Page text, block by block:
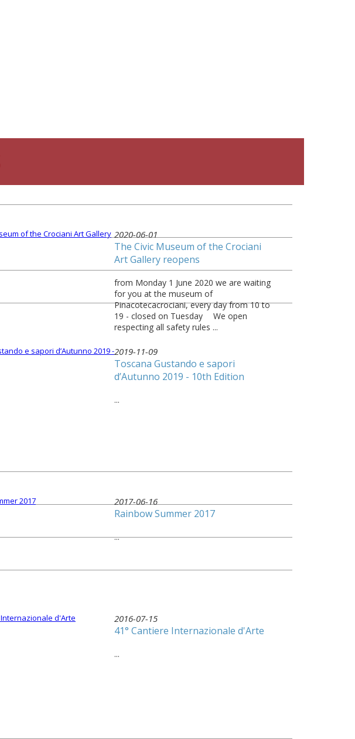
2020-06-01
The Civic Museum of the Crociani
Art Gallery reopens
from Monday 1 June 2020 we are waiting
for you at the museum of
Pinacotecacrociani, every day from 10 to
19 - closed on Tuesday ⠀ We open
respecting all safety rules ...
2019-11-09
Toscana Gustando e sapori
d’Autunno 2019 - 10th Edition
...
2017-06-16
Rainbow Summer 2017
...
2016-07-15
41° Cantiere Internazionale d'Arte
...